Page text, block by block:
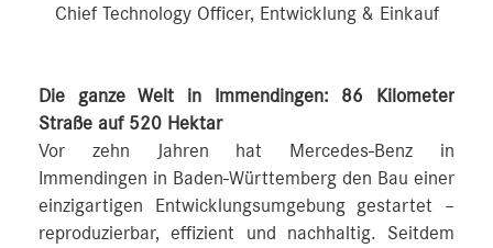
Chief Technology Officer, Entwicklung & Einkauf
Die ganze Welt in Immendingen: 86 Kilometer
Straße auf 520 Hektar
Vor zehn Jahren hat Mercedes-Benz in
Immendingen in Baden-Württemberg den Bau einer
einzigartigen Entwicklungsumgebung gestartet –
reproduzierbar, effizient und nachhaltig. Seitdem